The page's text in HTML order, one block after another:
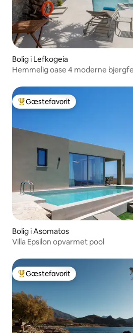
Bolig i Lefkogeia
Hemmelig oase 4 moderne
Bedste gæstefavorit
Gæstefavorit
Bolig i Asomatos
Villa Epsilon opvarmet pool
Bedste gæstefavorit
Gæstefavorit